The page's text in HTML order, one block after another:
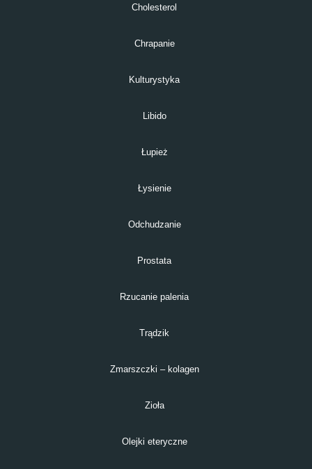
Cholesterol
Chrapanie
Kulturystyka
Libido
Łupież
Łysienie
Odchudzanie
Prostata
Rzucanie palenia
Trądzik
Zmarszczki – kolagen
Zioła
Olejki eteryczne